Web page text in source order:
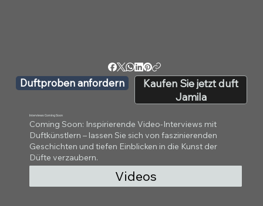
Duftproben anfordern
Kaufen Sie jetzt duft
Jamila
Interviews Coming Soon
Coming Soon: Inspirierende Video-Interviews mit
Duftkünstlern – lassen Sie sich von faszinierenden
Geschichten und tiefen Einblicken in die Kunst der
Düfte verzaubern.
Videos